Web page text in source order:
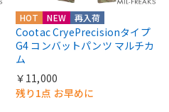
HOT NEW 再入荷
Cootac CryePrecisionタイプ
G4 コンバットパンツ マルチカ
ム
￥11,000
残り1点 お早めに